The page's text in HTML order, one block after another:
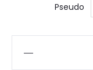
Pseudo